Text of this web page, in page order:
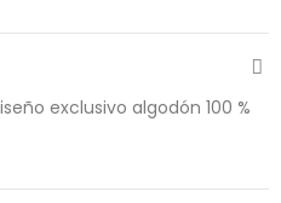
exclusivo algodón 100 %